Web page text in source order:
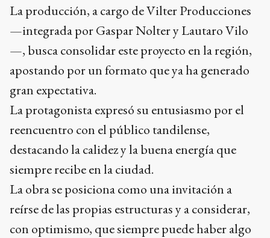
La producción, a cargo de Vilter Producciones
—integrada por Gaspar Nolter y Lautaro Vilo
—, busca consolidar este proyecto en la región,
apostando por un formato que ya ha generado
gran expectativa.
La protagonista expresó su entusiasmo por el
reencuentro con el público tandilense,
destacando la calidez y la buena energía que
siempre recibe en la ciudad.
La obra se posiciona como una invitación a
reírse de las propias estructuras y a considerar,
con optimismo, que siempre puede haber algo